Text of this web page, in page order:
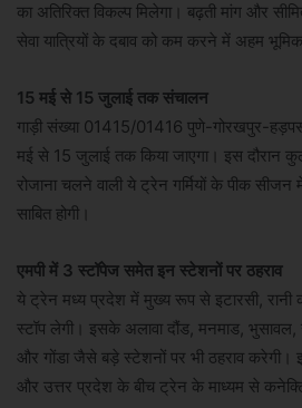
का अतिरिक्त विकल्प मिलेगा। बढ़ती मांग और
सेवा यात्रियों के दबाव को कम करने में अहम भूमिका
15 मई से 15 जुलाई तक संचालन
गाड़ी संख्या 01415/01416 पुणे-गोरखपुर-
मई से 15 जुलाई तक किया जाएगा। इस दौरान
रोजाना चलने वाली ये ट्रेन गर्मियों के पीक सीजन
साबित होगी।
एमपी में 3 स्टॉपेज समेत इन स्टेशनों पर ठहराव
ये ट्रेन मध्य प्रदेश में मुख्य रूप से इटारसी, रानी
स्टॉप लेगी। इसके अलावा दौंड, मनमाड,
और गोंडा जैसे बड़े स्टेशनों पर भी ठहराव करेगी।
और उत्तर प्रदेश के बीच ट्रेन के माध्यम से